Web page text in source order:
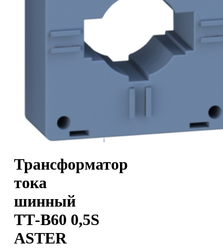
Трансформатор
тока
шинный
ТТ-В60 0,5S
ASTER